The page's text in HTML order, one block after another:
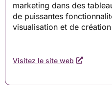
marketing dans des
de puissantes
visualisation et de
Visitez le site web